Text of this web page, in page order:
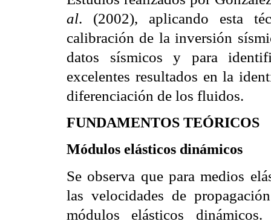
al. (2002), aplicando esta
calibración de la inversión
datos sísmicos y para
excelentes resultados en la
diferenciación de los fluidos.
FUNDAMENTOS TEÓRICOS
Módulos elásticos dinámicos
Se observa que para medios
las velocidades de
módulos elásticos